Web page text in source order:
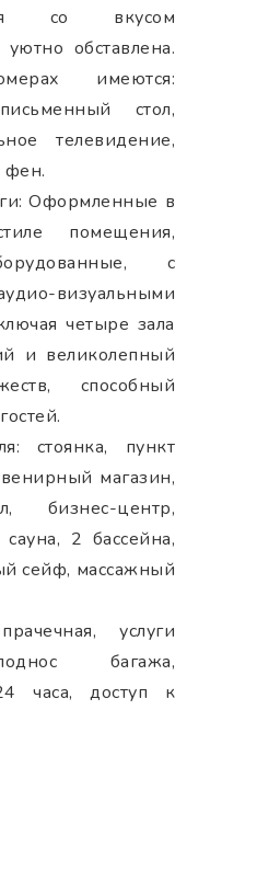
со вкусом
обставлена.
имеются:
стол,
телевидение,
фен.
Оформленные в
помещения,
с
визуальными
четыре зала
и великолепный
способный
стоянка, пункт
магазин,
бизнес-центр,
2 бассейна,
сейф, массажный
услуги
багажа,
часа, доступ к